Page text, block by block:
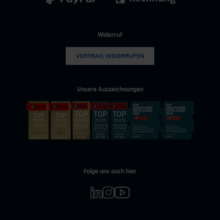
Widerruf
VERTRAG WIDERRUFEN
Unsere Auszeichnungen
Folge uns auch hier